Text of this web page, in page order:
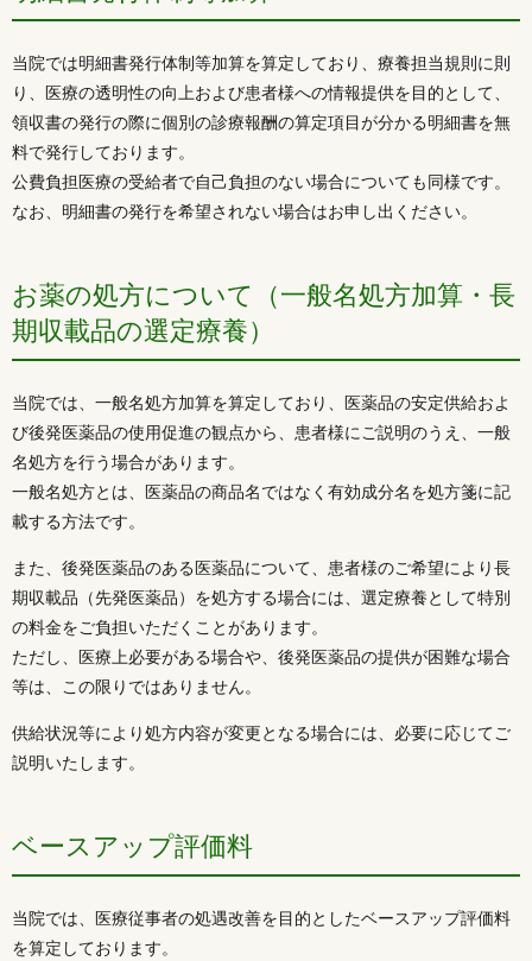
当院では明細書発行体制等加算を算定しており、療養担当規則に則
り、医療の透明性の向上および患者様への情報提供を目的として、
領収書の発行の際に個別の診療報酬の算定項目が分かる明細書を無
料で発行しております。
公費負担医療の受給者で自己負担のない場合についても同様です。
なお、明細書の発行を希望されない場合はお申し出ください。
お薬の処方について（一般名処方加算・長
期収載品の選定療養）
当院では、一般名処方加算を算定しており、医薬品の安定供給およ
び後発医薬品の使用促進の観点から、患者様にご説明のうえ、一般
名処方を行う場合があります。
一般名処方とは、医薬品の商品名ではなく有効成分名を処方箋に記
載する方法です。
また、後発医薬品のある医薬品について、患者様のご希望により長
期収載品（先発医薬品）を処方する場合には、選定療養として特別
の料金をご負担いただくことがあります。
ただし、医療上必要がある場合や、後発医薬品の提供が困難な場合
等は、この限りではありません。
供給状況等により処方内容が変更となる場合には、必要に応じてご
説明いたします。
ベースアップ評価料
当院では、医療従事者の処遇改善を目的としたベースアップ評価料
を算定しております。